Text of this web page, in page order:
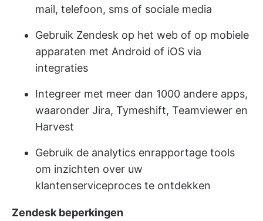
mail, telefoon, sms of sociale media
Gebruik Zendesk op het web of op mobiele
apparaten met Android of iOS via
integraties
Integreer met meer dan 1000 andere apps,
waaronder Jira, Tymeshift, Teamviewer en
Harvest
Gebruik de analytics enrapportage tools
om inzichten over uw
klantenserviceproces te ontdekken
Zendesk beperkingen